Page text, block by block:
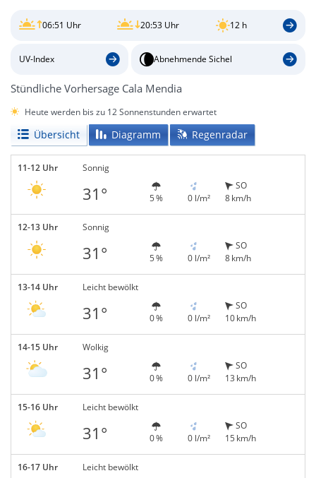
06:51 Uhr 20:53 Uhr 12 h
UV-Index Abnehmende Sichel
Stündliche Vorhersage Cala Mendia
Heute werden bis zu 12 Sonnenstunden erwartet
Übersicht Diagramm Regenradar
11-12 Uhr Sonnig
31° 5 % 0 l/m²
SO
8 km/h
12-13 Uhr Sonnig
31° 5 % 0 l/m²
SO
8 km/h
13-14 Uhr Leicht bewölkt
31° 0 % 0 l/m²
SO
10 km/h
14-15 Uhr Wolkig
31° 0 % 0 l/m²
SO
13 km/h
15-16 Uhr Leicht bewölkt
31° 0 % 0 l/m²
SO
15 km/h
16-17 Uhr Leicht bewölkt